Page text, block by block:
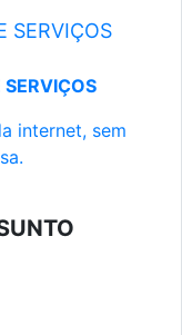
SERVIÇOS
internet, sem